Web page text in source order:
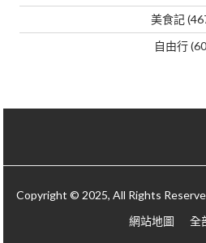
美食記
自由行
Copyright © 2025, All Rights
網站地圖
全